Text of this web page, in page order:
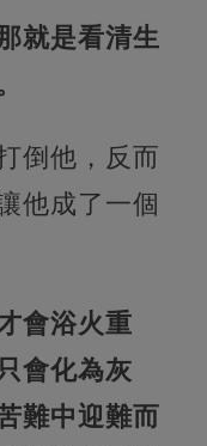
就是看清生
倒他，反而
他成了一個
會浴火重
會化為灰
難中迎難而